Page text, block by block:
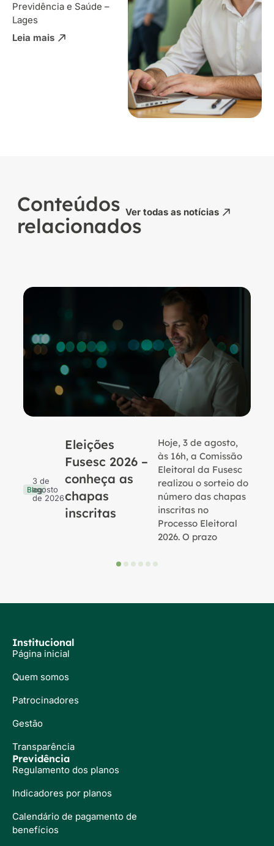
Previdência e Saúde –
Lages
Leia mais
Conteúdos
relacionados
Ver todas as notícias
Blog
3 de
agosto
de 2026
Eleições
Fusesc 2026 –
conheça as
chapas
inscritas
Hoje, 3 de agosto,
às 16h, a Comissão
Eleitoral da Fusesc
realizou o sorteio do
número das chapas
inscritas no
Processo Eleitoral
2026. O prazo
Institucional
Página inicial
Quem somos
Patrocinadores
Gestão
Transparência
Previdência
Regulamento dos planos
Indicadores por planos
Calendário de pagamento de
benefícios